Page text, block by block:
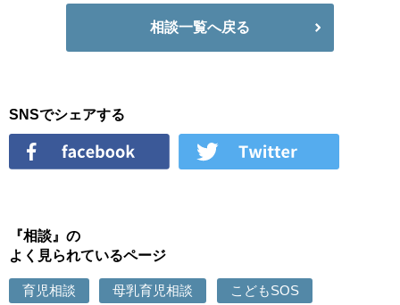
相談一覧へ戻る
SNSでシェアする
『相談』の
よく見られているページ
育児相談 母乳育児相談 こどもSOS